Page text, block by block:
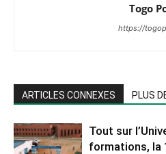
Togo
https://
ARTICLES CONNEXES PLUS
Tout sur
formations, la